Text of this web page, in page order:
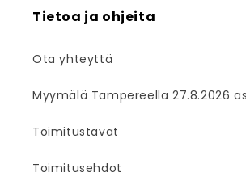
Tietoa ja ohjeita
Ota yhteyttä
Myymälä Tampereella 27.8.2026
Toimitustavat
Toimitusehdot